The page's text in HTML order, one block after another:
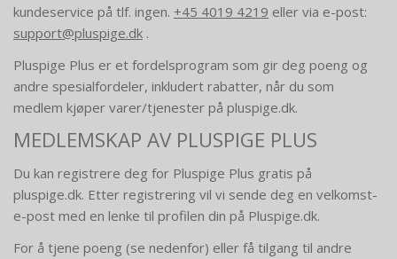
kundeservice på tlf. ingen. +45 4019 4219 eller via e-post:
support@pluspige.dk .
Pluspige Plus er et fordelsprogram som gir deg poeng og
andre spesialfordeler, inkludert rabatter, når du som
medlem kjøper varer/tjenester på pluspige.dk.
MEDLEMSKAP AV PLUSPIGE PLUS
Du kan registrere deg for Pluspige Plus gratis på
pluspige.dk. Etter registrering vil vi sende deg en velkomst-
e-post med en lenke til profilen din på Pluspige.dk.
For å tjene poeng (se nedenfor) eller få tilgang til andre